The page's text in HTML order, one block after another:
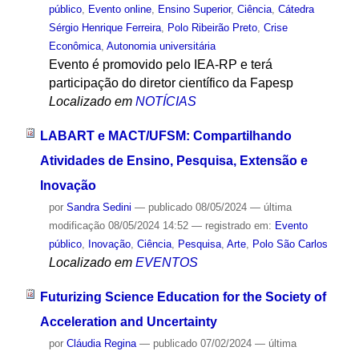
público, Evento online, Ensino Superior, Ciência, Cátedra
Sérgio Henrique Ferreira, Polo Ribeirão Preto, Crise
Econômica, Autonomia universitária
Evento é promovido pelo IEA-RP e terá
participação do diretor científico da Fapesp
Localizado em NOTÍCIAS
LABART e MACT/UFSM: Compartilhando
Atividades de Ensino, Pesquisa, Extensão e
Inovação
por Sandra Sedini — publicado08/05/2024 — última
modificação08/05/2024 14:52 — registrado em: Evento
público, Inovação, Ciência, Pesquisa, Arte, Polo São Carlos
Localizado em EVENTOS
Futurizing Science Education for the Society of
Acceleration and Uncertainty
por Cláudia Regina — publicado07/02/2024 — última